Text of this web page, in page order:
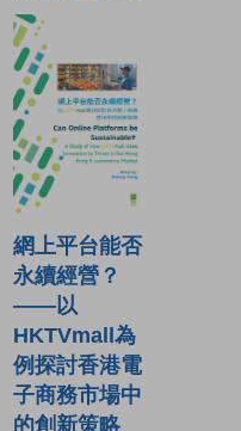
網上平台能否
永續經營？
——以
HKTVmall為
例探討香港電
子商務市場中
的創新策略